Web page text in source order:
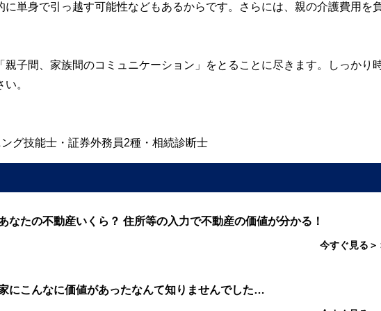
単身で引っ越す可能性などもあるからです。さらには、親の介護費用を
子間、家族間のコミュニケーション」をとることに尽きます。しっかり
。
グ技能士・証券外務員2種・相続診断士
なたの不動産いくら？ 住所等の入力で不動産の価値が分かる！
今すぐ見る＞
にこんなに価値があったなんて知りませんでした…